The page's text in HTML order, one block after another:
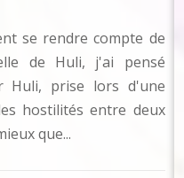
se rendre compte de
de Huli, j'ai pensé
Huli, prise lors d'une
hostilités entre deux
que...